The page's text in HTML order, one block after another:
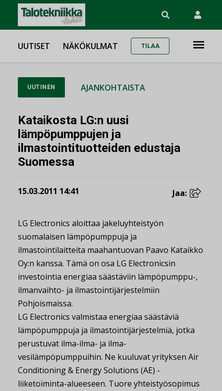
UUTISET NÄKÖKULMAT TILAA
UUTINEN AJANKOHTAISTA
Kataikosta LG:n uusi
lämpöpumppujen ja
ilmastointituotteiden edustaja
Suomessa
15.03.2011 14:41 Jaa:
LG Electronics aloittaa jakeluyhteistyön
suomalaisen lämpöpumppuja ja
ilmastointilaitteita maahantuovan Paavo Kataikko
Oy:n kanssa. Tämä on osa LG Electronicsin
investointia energiaa säästäviin lämpöpumppu-,
ilmanvaihto- ja ilmastointijärjestelmiin
Pohjoismaissa.
LG Electronics valmistaa energiaa säästäviä
lämpöpumppuja ja ilmastointijärjestelmiä, jotka
perustuvat ilma-ilma- ja ilma-
vesilämpöpumppuihin. Ne kuuluvat yrityksen Air
Conditioning & Energy Solutions (AE) -
liiketoiminta-alueeseen. Tuore yhteistyösopimus